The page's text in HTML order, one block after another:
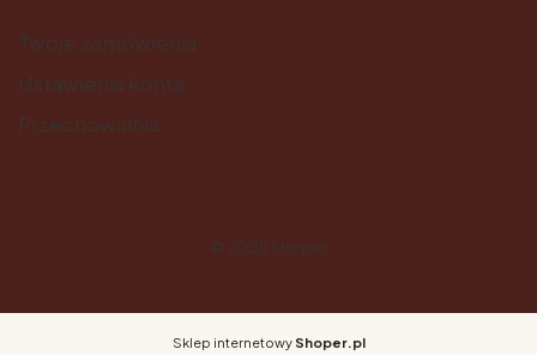
Sklep internetowy Shoper.pl